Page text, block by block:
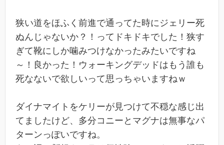
狭い道をほふく前進で通ってた時にジェリー死
ぬんじゃないか？！ってドキドキでした！狭す
ぎて靴にしか噛みつけなかったみたいですね
～！良かった！ウォーキングデッドはもう誰も
死なないで欲しいって思っちゃいますねｗ
ダイナマイトをケリーが見つけて不穏な感じ出
てましたけど、多分コニーとマグナは無事なパ
ターンっぽいですね。